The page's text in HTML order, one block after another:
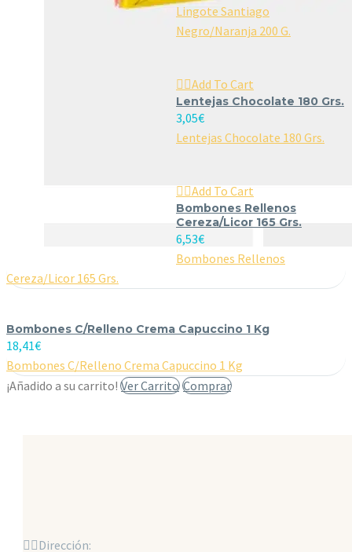
Lingote Santiago
Negro/Naranja 200 G.
Add To Cart
Lentejas Chocolate 180 Grs.
3,05€
Lentejas Chocolate 180 Grs.
Add To Cart
Bombones Rellenos
Cereza/Licor 165 Grs.
6,53€
Bombones Rellenos
Cereza/Licor 165 Grs.
Bombones C/Relleno Crema Capuccino 1 Kg
18,41€
Bombones C/Relleno Crema Capuccino 1 Kg
¡Añadido a su carrito! Ver Carrito Comprar
Dirección: